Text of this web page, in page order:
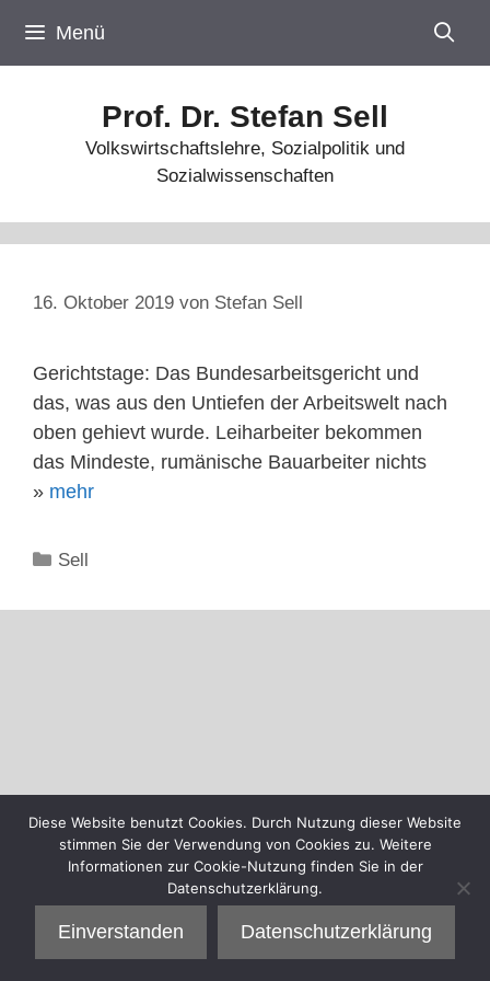
Inhalt
springen
Menü
Prof. Dr. Stefan Sell
Volkswirtschaftslehre, Sozialpolitik und
Sozialwissenschaften
16. Oktober 2019 von Stefan Sell
Gerichtstage: Das Bundesarbeitsgericht und
das, was aus den Untiefen der Arbeitswelt nach
oben gehievt wurde. Leiharbeiter bekommen
das Mindeste, rumänische Bauarbeiter nichts
» mehr
Kategorien
Sell
Diese Website benutzt Cookies. Durch Nutzung dieser Website
stimmen Sie der Verwendung von Cookies zu. Weitere
Informationen zur Cookie-Nutzung finden Sie in der
Datenschutzerklärung.
Einverstanden Datenschutzerklärung